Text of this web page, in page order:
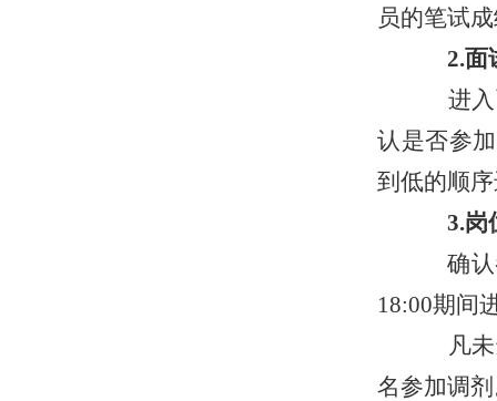
员的笔试
2.面
进入
认是否参
到低的顺
3.岗
确认
18:00期间
凡未
名参加调